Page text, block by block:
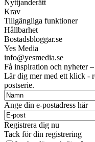
Nyttjanderätt
Krav
Tillgängliga funktioner
Hållbarhet
Bostadsbloggar.se
Yes Media
info@yesmedia.se
Få inspiration och nyheter
Lär dig mer med ett klick -
postserie.
Ange din e-postadress här
Registrera dig nu
Tack för din registrering